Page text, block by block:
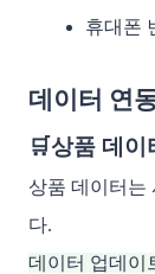
휴대폰
데이터 연
🛒상품 데이
상품 데이터는
다.
데이터 업데이